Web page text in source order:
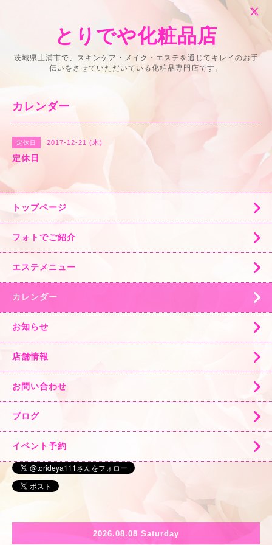
とりでや化粧品店
茨城県土浦市で、スキンケア・メイク・エステを通じてキレイのお手
伝いをさせていただいている化粧品専門店です。
カレンダー
定休日 2017-12-21 (木)
定休日
トップページ
フォトでご紹介
エステメニュー
カレンダー
お知らせ
店舗情報
お問い合わせ
ブログ
イベント予約
2026.08.08 Saturday